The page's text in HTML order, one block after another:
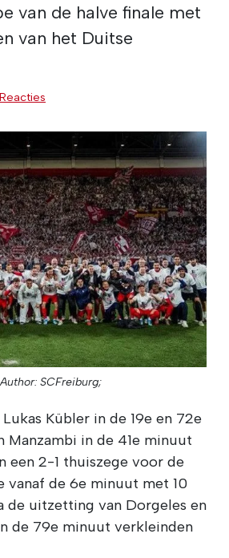
van de halve finale met
van het Duitse
Author: SCFreiburg;
Kübler in de 19e en 72e
Manzambi in de 41e minuut
een 2-1 thuiszege voor de
vanaf de 6e minuut met 10
de uitzetting van Dorgeles en
de 79e minuut verkleinden